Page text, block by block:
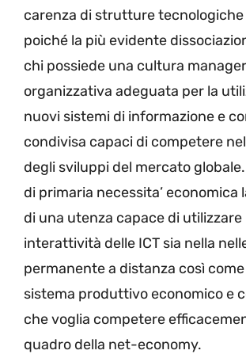
carenza di strutture
poiché la più evidente
chi possiede una cultura
organizzativa adeguata per la
nuovi sistemi di informazione e
condivisa capaci di competere
degli sviluppi del mercato
di primaria necessita’ economica
di una utenza capace di utilizzare
interattività delle ICT sia nella
permanente a distanza così
sistema produttivo economico e
che voglia competere
quadro della net-economy.